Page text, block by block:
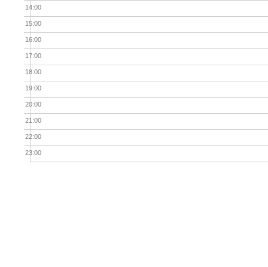
14:00
15:00
16:00
17:00
18:00
19:00
20:00
21:00
22:00
23:00